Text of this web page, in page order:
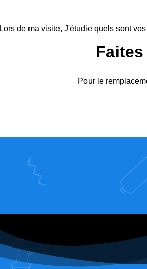
Lors de ma visite, J'étudie quels sont
Pour le